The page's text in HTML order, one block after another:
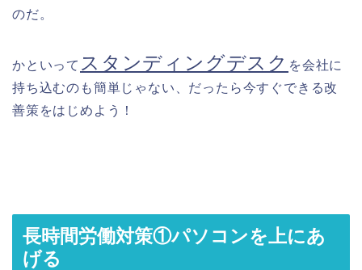
のだ。
かといって スタンディングデスク を会社に
持ち込むのも簡単じゃない、だったら今すぐできる改
善策をはじめよう！
長時間労働対策①パソコンを上にあ
げる